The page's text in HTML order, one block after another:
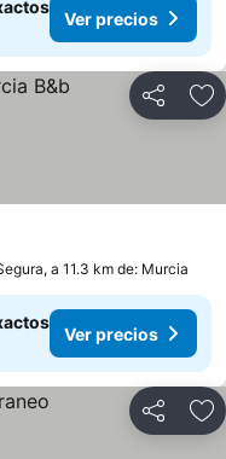
Ver precios
Compartir
a 11.3 km de: Murcia
Ver precios
Compartir